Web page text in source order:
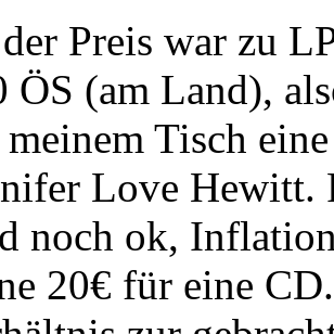
Preis war zu
ÖS (am Land),
Tisch
Love Hewitt.
noch ok,
20€ für eine